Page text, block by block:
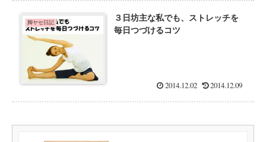
脚ヤセ日記
３日坊主な私でも、ストレッチを
毎日つづけるコツ
2014.12.02 2014.12.09